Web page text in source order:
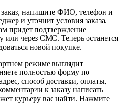
напишите ФИО, телефон и
и уточнит условия заказа.
придет подтверждение
или через СМС. Теперь останется
новой покупке.
режиме выглядит
полностью форму по
способ доставки, оплаты,
к заказу написать
курьеру вас найти. Нажмите